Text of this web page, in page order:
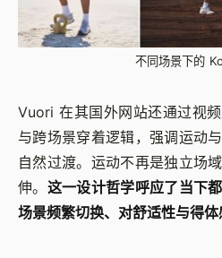
不同场景下的
Vuori 在其国外网站还通过视
与跨场景穿着逻辑，强调运动
自然过渡。运动不再是独立场
伸。 这一设计哲学呼应了当下
场景频繁切换、对舒适性与得体